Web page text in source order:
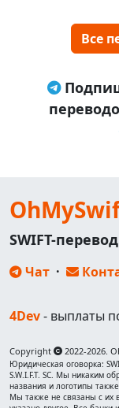
Все
SWIFT-
Чат ·
4Dev- выплаты
Copyright 2022-2026.
Юридическая оговорка:
S.W.I.F.T. SC. Мы никаким
названия и логотипы
Мы также не связаны с их